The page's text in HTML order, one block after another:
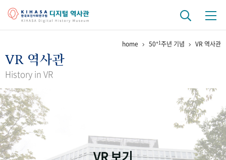
걸어온 길 기관 변천사
연구 역사
정책과 연구
간행물 변천사
home 50+1주년 기념 VR 역사관
VR 역사관
History in VR